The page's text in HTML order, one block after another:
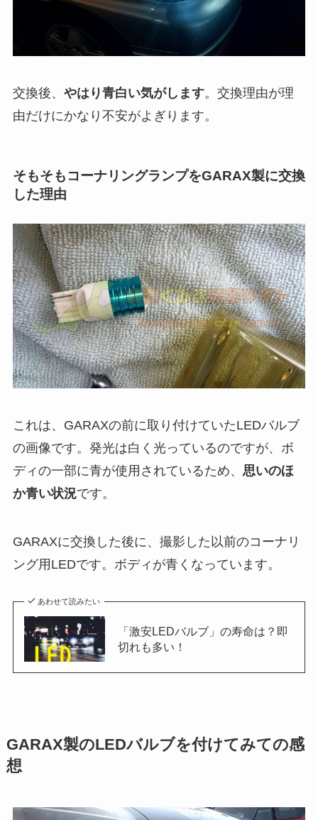
交換後、 やはり青白い気がします。交換理由が理
由だけにかなり不安がよぎります。
そもそもコーナリングランプをGARAX製に交換
した理由
これは、GARAXの前に取り付けていたLEDバルブ
の画像です。発光は白く光っているのですが、ボ
ディの一部に青が使用されているため、 思いのほ
か青い状況です。
GARAXに交換した後に、撮影した以前のコーナリ
ング用LEDです。ボディが青くなっています。
あわせて読みたい
「激安LEDバルブ」の寿命は？即
切れも多い！
GARAX製のLEDバルブを付けてみての感
想